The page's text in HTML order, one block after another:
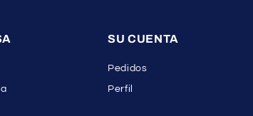
SU CUENTA
Pedidos
Perfil